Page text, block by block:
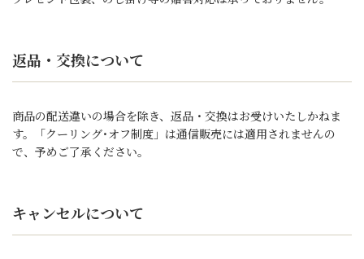
返品・交換について
商品の配送違いの場合を除き、返品・交換はお受けいたしかねま
す。「クーリング･オフ制度」は通信販売には適用されませんの
で、予めご了承ください。
キャンセルについて